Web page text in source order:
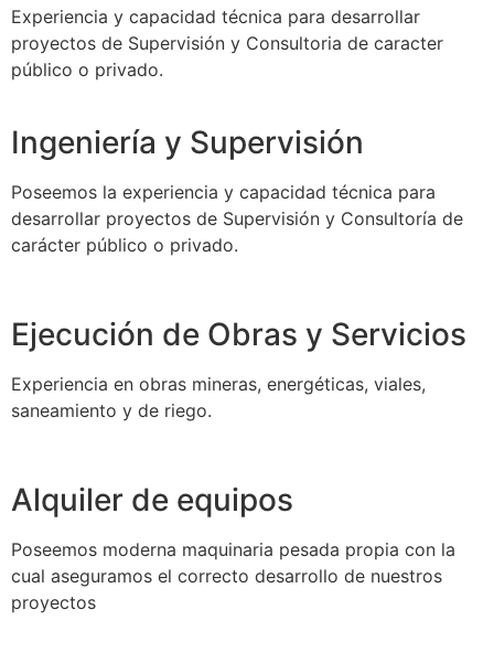
Experiencia y capacidad técnica para desarrollar
proyectos de Supervisión y Consultoria de caracter
público o privado.
Ingeniería y Supervisión
Poseemos la experiencia y capacidad técnica para
desarrollar proyectos de Supervisión y Consultoría de
carácter público o privado.
Ejecución de Obras y Servicios
Experiencia en obras mineras, energéticas, viales,
saneamiento y de riego.
Alquiler de equipos
Poseemos moderna maquinaria pesada propia con la
cual aseguramos el correcto desarrollo de nuestros
proyectos